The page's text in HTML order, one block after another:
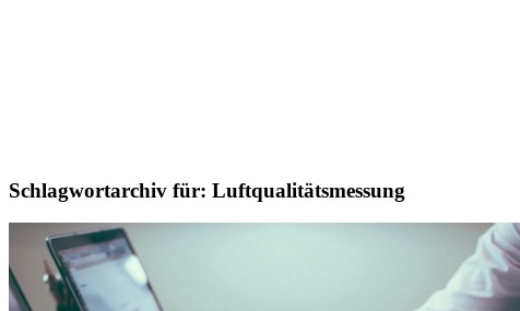
Schlagwortarchiv für: Luftqualitätsmessung